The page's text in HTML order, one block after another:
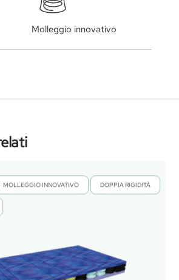
Molleggio innovativo
MOLLEGGIO INNOVATIVO DOPPIA RIGIDITÀ